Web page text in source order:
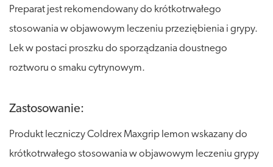
Preparat jest rekomendowany do krótkotrwałego
stosowania w objawowym leczeniu przeziębienia i grypy.
Lek w postaci proszku do sporządzania doustnego
roztworu o smaku cytrynowym.
Zastosowanie:
Produkt leczniczy Coldrex Maxgrip lemon wskazany do
krótkotrwałego stosowania w objawowym leczeniu grypy